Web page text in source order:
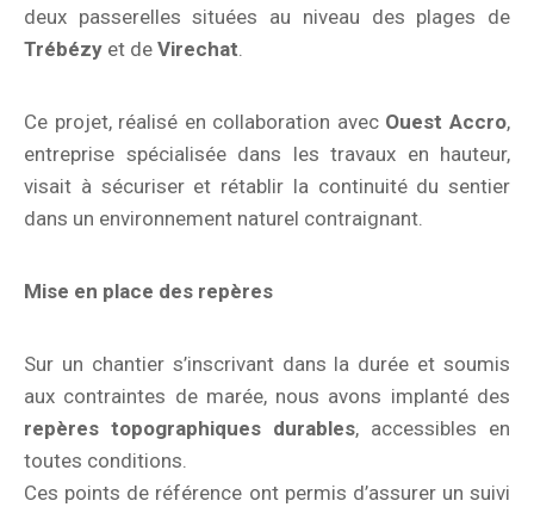
deux passerelles situées au niveau des plages de
Trébézy et de Virechat.
Ce projet, réalisé en collaboration avec Ouest Accro,
entreprise spécialisée dans les travaux en hauteur,
visait à sécuriser et rétablir la continuité du sentier
dans un environnement naturel contraignant.
Mise en place des repères
Sur un chantier s’inscrivant dans la durée et soumis
aux contraintes de marée, nous avons implanté des
repères topographiques durables, accessibles en
toutes conditions.
Ces points de référence ont permis d’assurer un suivi